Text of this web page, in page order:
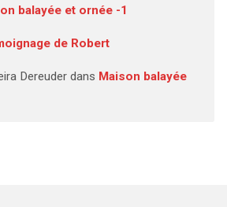
balayée et ornée -1
de Robert
Dereuderdans Maison balayée